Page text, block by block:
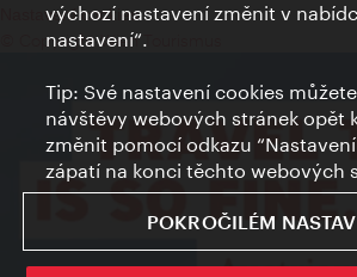
Nastavení cookies
© Copyright Wien Tourismus
výchozí nastavení změnit v
nastavení“.
Tip: Své nastavení cookies
návštěvy webových stránek opět
změnit pomocí odkazu
zápatí na konci těchto webových
POKROČILÉM